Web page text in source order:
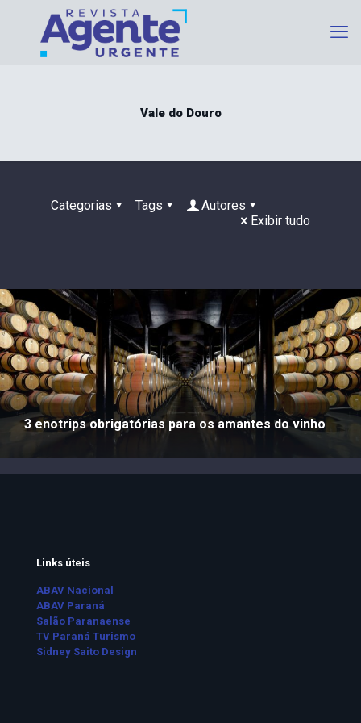
Vale do Douro
Categorias Tags
Autores
Exibir tudo
3 enotrips obrigatórias para os amantes do vinho
Links úteis
ABAV Nacional
ABAV Paraná
Salão Paranaense
TV Paraná Turismo
Sidney Saito Design